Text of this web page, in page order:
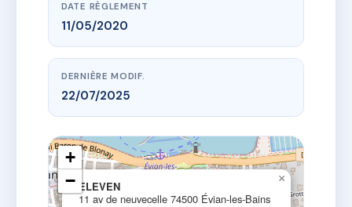
DATE RÈGLEMENT
11/05/2020
DERNIÈRE MODIF.
22/07/2025
ELEVEN
11 av de neuvecelle 74500 Évian-les-Bains
×
+
−